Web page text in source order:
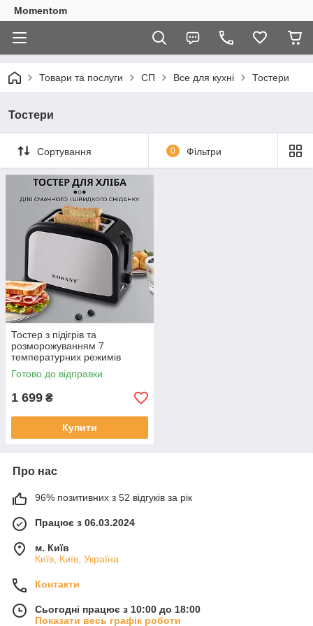
Momentom
Товари та послуги СП Все для кухні Тостери
Тостери
Сортування 0 Фільтри
Тостер з підігрів та
розморожуванням 7
температурних режимів
Sokany HJT-008s 800 Вт
Готово до відправки
1 699 ₴
Купити
Про нас
96% позитивних з 52 відгуків за рік
Працює з 06.03.2024
м. Київ
Київ, Київ, Україна
Контакти
Сьогодні працює з 10:00 до 18:00
Показати весь графік роботи